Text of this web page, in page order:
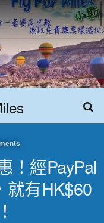
！經PayPal
就有HK$60